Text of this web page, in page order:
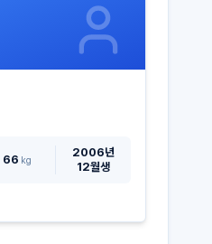
66 kg
2006년
12월생